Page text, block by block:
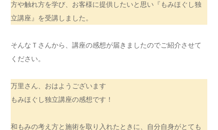
方や触れ方を学び、お客様に提供したいと思い『もみほぐし独
立講座』を受講しました。
そんなＴさんから、講座の感想が届きましたのでご紹介させて
ください。
万里さん、おはようございます
もみほぐし独立講座の感想です！
和もみの考え方と施術を取り入れたときに、自分自身がとても